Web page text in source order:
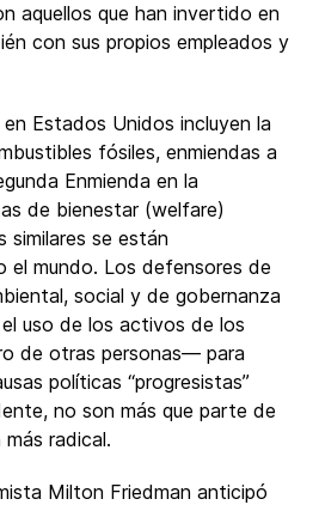
aquellos que han invertido en
con sus propios empleados y
Estados Unidos incluyen la
fósiles, enmiendas a
Enmienda en la
de bienestar (welfare)
similares se están
el mundo. Los defensores de
social y de gobernanza
uso de los activos de los
de otras personas— para
políticas “progresistas”
no son más que parte de
radical.
Milton Friedman anticipó